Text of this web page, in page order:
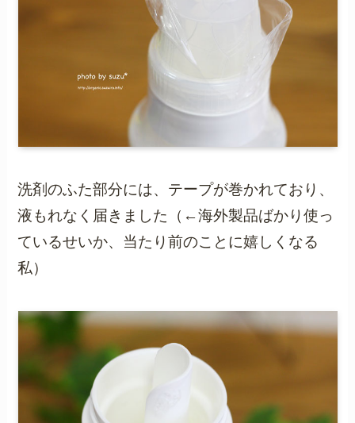
洗剤のふた部分には、テープが巻かれており、
液もれなく届きました（←海外製品ばかり使っ
ているせいか、当たり前のことに嬉しくなる
私）